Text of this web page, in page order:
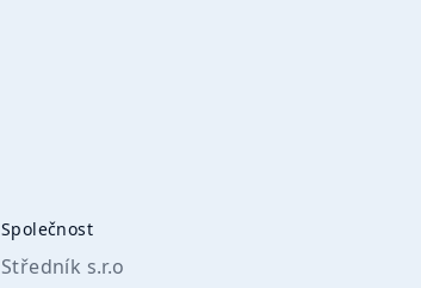
Společnost
Středník s.r.o